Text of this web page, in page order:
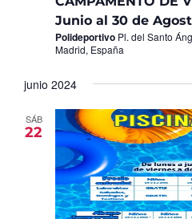
Junio al 30 de
Polideportivo Pl. del Santo
Madrid, España
junio 2024
SÁB
22